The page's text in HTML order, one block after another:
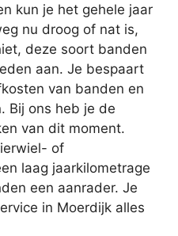
kun je het gehele jaar
nu droog of nat is,
deze soort banden
aan. Je bespaart
van banden en
Bij ons heb je de
van dit moment.
of
laag jaarkilometrage
een aanrader. Je
in Moerdijk alles